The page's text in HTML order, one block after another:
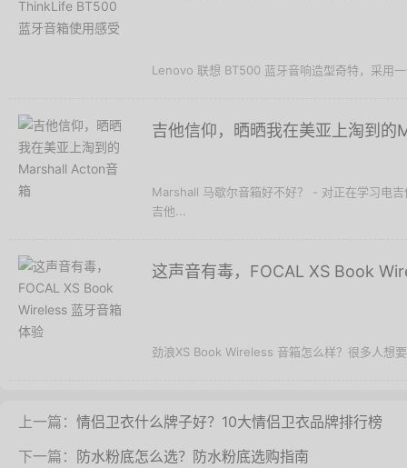
Lenovo 联想 BT500 蓝牙音响造型奇特，采用
吉他信仰，晒晒我在美亚上淘到
Marshall 马歇尔音箱好不好？ - 对正在学习电
吉他...
这声音有毒，FOCAL XS Book
劲浪XS Book Wireless 音箱怎么样？很多人想
上一篇： 情侣卫衣什么牌子好？10大情侣卫衣品牌排行榜
下一篇： 防水粉底怎么选？防水粉底选购指南